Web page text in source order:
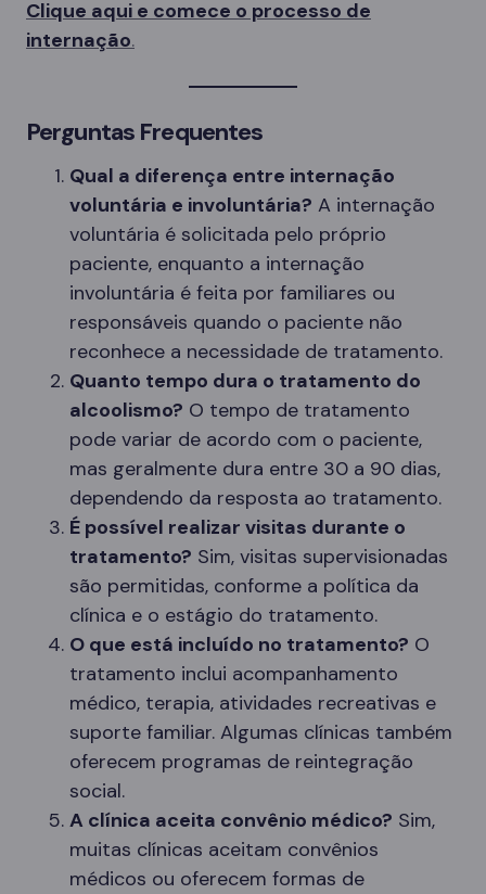
Clique aqui e comece o processo de
internação.
Perguntas Frequentes
Qual a diferença entre internação
voluntária e involuntária? A internação
voluntária é solicitada pelo próprio
paciente, enquanto a internação
involuntária é feita por familiares ou
responsáveis quando o paciente não
reconhece a necessidade de tratamento.
Quanto tempo dura o tratamento do
alcoolismo? O tempo de tratamento
pode variar de acordo com o paciente,
mas geralmente dura entre 30 a 90 dias,
dependendo da resposta ao tratamento.
É possível realizar visitas durante o
tratamento? Sim, visitas supervisionadas
são permitidas, conforme a política da
clínica e o estágio do tratamento.
O que está incluído no tratamento? O
tratamento inclui acompanhamento
médico, terapia, atividades recreativas e
suporte familiar. Algumas clínicas também
oferecem programas de reintegração
social.
A clínica aceita convênio médico? Sim,
muitas clínicas aceitam convênios
médicos ou oferecem formas de